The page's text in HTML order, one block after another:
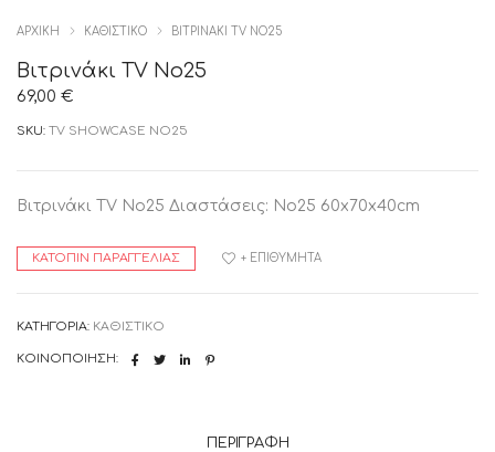
ΑΡΧΙΚΉ ΚΑΘΙΣΤΙΚΟ ΒΙΤΡΙΝΆΚΙ TV NO25
Βιτρινάκι TV No25
69,00 €
SKU: TV SHOWCASE NO25
Βιτρινάκι TV No25 Διαστάσεις: No25 60x70x40cm
ΚΑΤΌΠΙΝ ΠΑΡΑΓΓΕΛΊΑΣ + ΕΠΙΘΥΜΗΤΆ
ΚΑΤΗΓΟΡΊΑ: ΚΑΘΙΣΤΙΚΟ
ΚΟΙΝΟΠΟΊΗΣΗ:
ΠΕΡΙΓΡΑΦΉ